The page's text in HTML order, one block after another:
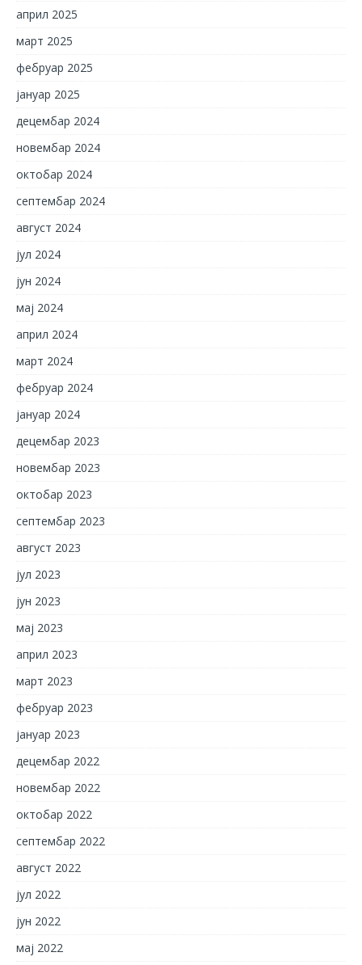
април 2025
март 2025
фебруар 2025
јануар 2025
децембар 2024
новембар 2024
октобар 2024
септембар 2024
август 2024
јул 2024
јун 2024
мај 2024
април 2024
март 2024
фебруар 2024
јануар 2024
децембар 2023
новембар 2023
октобар 2023
септембар 2023
август 2023
јул 2023
јун 2023
мај 2023
април 2023
март 2023
фебруар 2023
јануар 2023
децембар 2022
новембар 2022
октобар 2022
септембар 2022
август 2022
јул 2022
јун 2022
мај 2022